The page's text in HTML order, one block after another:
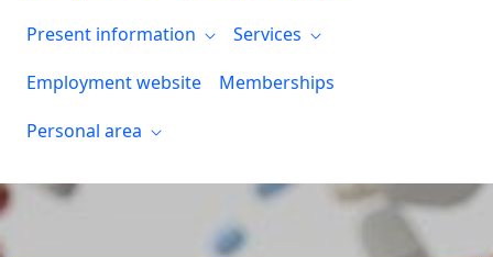
Present information
Services
Employment website
Memberships
Personal area